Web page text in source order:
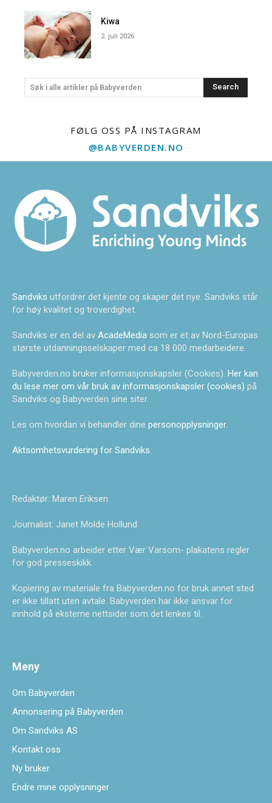
Kiwa
2. juli 2026
Søk i alle artikler på Babyverden Search
FØLG OSS PÅ INSTAGRAM
@BABYVERDEN.NO
Sandviks utfordrer det kjente og skaper det nye. Sandviks står
for høy kvalitet og troverdighet.
Sandviks er en del av AcadeMedia som er et av Nord-Europas
største utdanningsselskaper med ca 18 000 medarbeidere.
Babyverden.no bruker informasjonskapsler (Cookies). Her kan
du lese mer om vår bruk av informasjonskapsler (cookies) på
Sandviks og Babyverden sine siter.
Les om hvordan vi behandler dine personopplysninger.
Aktsomhetsvurdering for Sandviks.
Redaktør: Maren Eriksen
Journalist: Janet Molde Hollund
Babyverden.no arbeider etter Vær Varsom- plakatens regler
for god presseskikk.
Kopiering av materiale fra Babyverden.no for bruk annet sted
er ikke tillatt uten avtale. Babyverden har ikke ansvar for
innhold på eksterne nettsider som det lenkes til.
Meny
Om Babyverden
Annonsering på Babyverden
Om Sandviks AS
Kontakt oss
Ny bruker
Endre mine opplysninger